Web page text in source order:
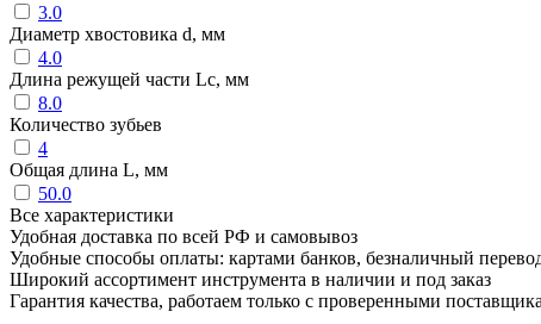
3.0
Диаметр хвостовика d, мм
4.0
Длина режущей части Lc, мм
8.0
Количество зубьев
4
Общая длина L, мм
50.0
Все характеристики
Удобная доставка по всей РФ и самовывоз
Удобные способы оплаты: картами банков, безналичный
Широкий ассортимент инструмента в наличии и под заказ
Гарантия качества, работаем только с проверенными